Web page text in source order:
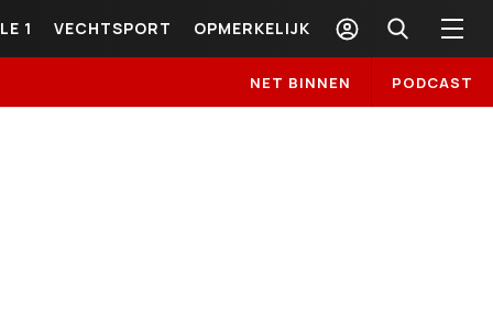
1 VECHTSPORT OPMERKELIJK
NET BINNEN PODCAST